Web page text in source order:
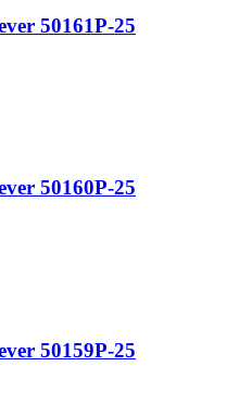
50161P-25
50160P-25
50159P-25